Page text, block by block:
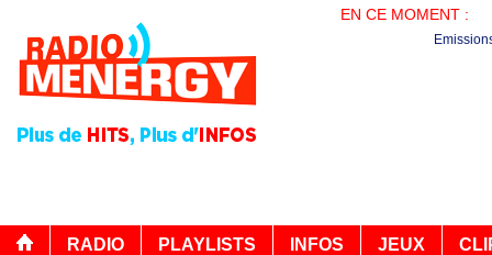
EN CE MOMENT :
RADIO PLAYLISTS INFOS JEUX